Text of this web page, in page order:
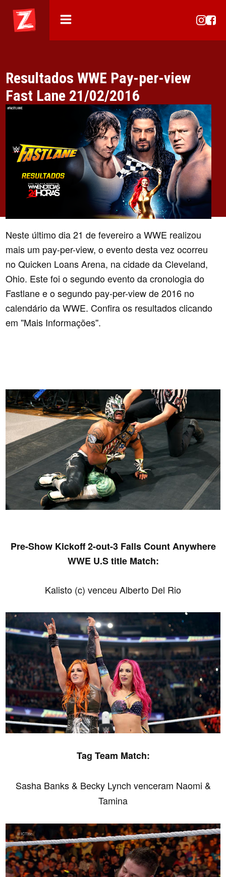
Resultados WWE Pay-per-view
Fast Lane 21/02/2016
Neste último dia 21 de fevereiro a WWE realizou
mais um pay-per-view, o evento desta vez ocorreu
no Quicken Loans Arena, na cidade da Cleveland,
Ohio. Este foi o segundo evento da cronologia do
Fastlane e o segundo pay-per-view de 2016 no
calendário da WWE. Confira os resultados clicando
em ''Mais Informações''.
Pre-Show Kickoff 2-out-3 Falls Count Anywhere
WWE U.S title Match:
Kalisto (c) venceu Alberto Del Rio
Tag Team Match:
Sasha Banks & Becky Lynch venceram Naomi &
Tamina